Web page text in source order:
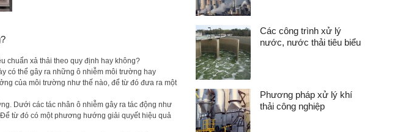
chuẩn xả thải theo quy định hay không?
có thể gây ra những ô nhiễm môi trường hay
của môi trường như thế nào, để từ đó đưa ra một
Dưới các tác nhân ô nhiễm gây ra tác động như
từ đó có một phương hướng giải quyết hiệu quả
Các công trình xử lý
nước, nước thải tiêu biểu
Phương pháp xử lý khí
thải công nghiệp